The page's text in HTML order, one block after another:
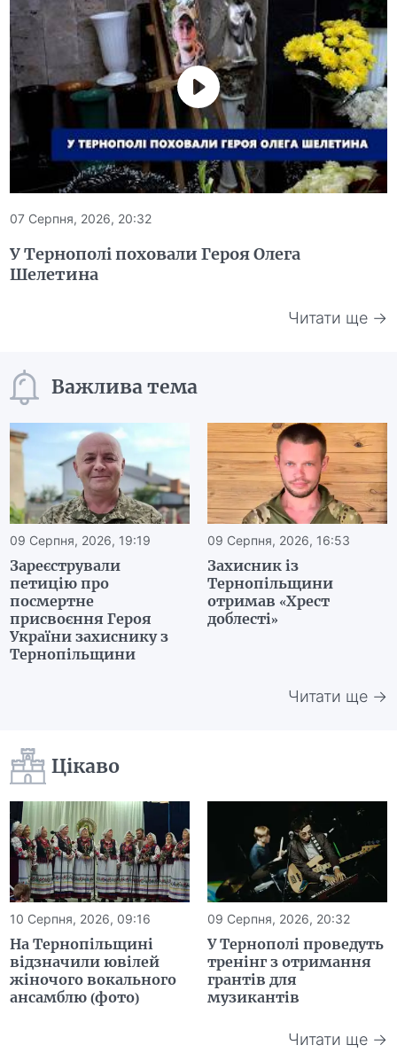
07 Серпня, 2026, 20:32
У Тернополі поховали Героя Олега
Шелетина
Читати ще →
Важлива тема
09 Серпня, 2026, 19:19
Зареєстрували
петицію про
посмертне
присвоєння Героя
України захиснику з
Тернопільщини
09 Серпня, 2026, 16:53
Захисник із
Тернопільщини
отримав «Хрест
доблесті»
Читати ще →
Цікаво
10 Серпня, 2026, 09:16
На Тернопільщині
відзначили ювілей
жіночого вокального
ансамблю (фото)
09 Серпня, 2026, 20:32
У Тернополі проведуть
тренінг з отримання
грантів для
музикантів
Читати ще →